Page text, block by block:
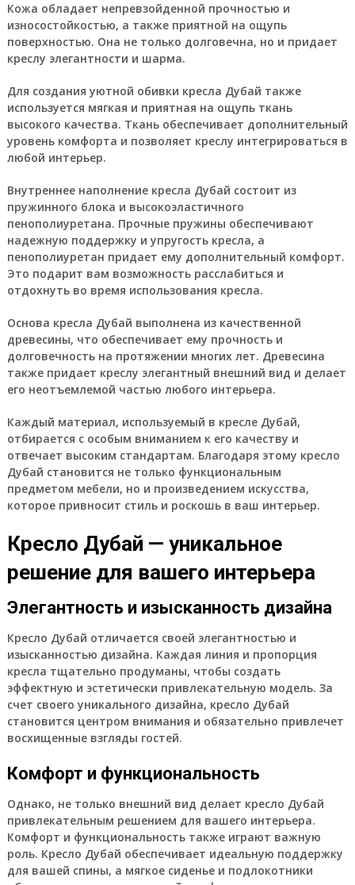
Кожа обладает непревзойденной прочностью и
износостойкостью, а также приятной на ощупь
поверхностью. Она не только долговечна, но и придает
креслу элегантности и шарма.
Для создания уютной обивки кресла Дубай также
используется мягкая и приятная на ощупь ткань
высокого качества. Ткань обеспечивает дополнительный
уровень комфорта и позволяет креслу интегрироваться в
любой интерьер.
Внутреннее наполнение кресла Дубай состоит из
пружинного блока и высокоэластичного
пенополиуретана. Прочные пружины обеспечивают
надежную поддержку и упругость кресла, а
пенополиуретан придает ему дополнительный комфорт.
Это подарит вам возможность расслабиться и
отдохнуть во время использования кресла.
Основа кресла Дубай выполнена из качественной
древесины, что обеспечивает ему прочность и
долговечность на протяжении многих лет. Древесина
также придает креслу элегантный внешний вид и делает
его неотъемлемой частью любого интерьера.
Каждый материал, используемый в кресле Дубай,
отбирается с особым вниманием к его качеству и
отвечает высоким стандартам. Благодаря этому кресло
Дубай становится не только функциональным
предметом мебели, но и произведением искусства,
которое привносит стиль и роскошь в ваш интерьер.
Кресло Дубай — уникальное
решение для вашего интерьера
Элегантность и изысканность дизайна
Кресло Дубай отличается своей элегантностью и
изысканностью дизайна. Каждая линия и пропорция
кресла тщательно продуманы, чтобы создать
эффектную и эстетически привлекательную модель. За
счет своего уникального дизайна, кресло Дубай
становится центром внимания и обязательно привлечет
восхищенные взгляды гостей.
Комфорт и функциональность
Однако, не только внешний вид делает кресло Дубай
привлекательным решением для вашего интерьера.
Комфорт и функциональность также играют важную
роль. Кресло Дубай обеспечивает идеальную поддержку
для вашей спины, а мягкое сиденье и подлокотники